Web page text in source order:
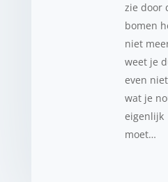
zie door
bomen
niet
weet je
even
wat je
eigenlijk
moet…